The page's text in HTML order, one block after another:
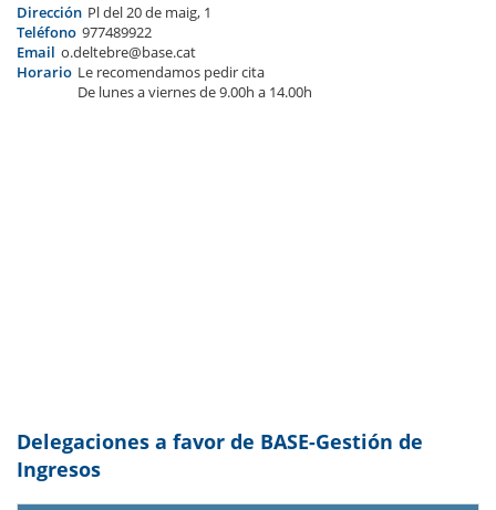
Dirección Pl del 20 de maig, 1
Teléfono 977489922
Email o.deltebre@base.cat
Horario Le recomendamos pedir cita
De lunes a viernes de 9.00h a 14.00h
Delegaciones a favor de BASE-Gestión de
Ingresos